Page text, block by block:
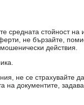
средната стойност на
не бързайте,
действия.
не се страхувайте
на документите,